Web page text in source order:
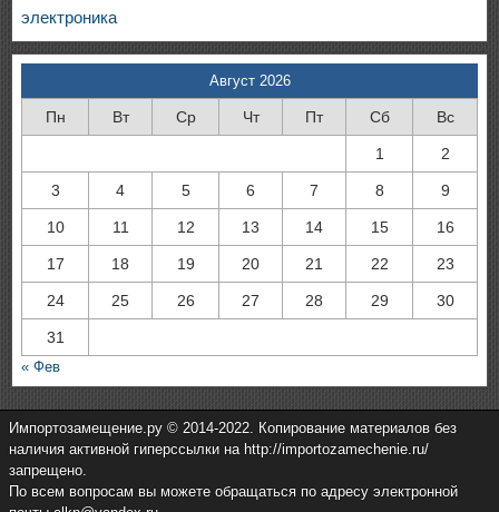
электроника
Август 2026
Пн Вт Ср Чт Пт Сб Вс
1 2
3 4 5 6 7 8 9
10 11 12 13 14 15 16
17 18 19 20 21 22 23
24 25 26 27 28 29 30
31
« Фев
Импортозамещение.ру © 2014-2022. Копирование материалов без
наличия активной гиперссылки на http://importozamechenie.ru/
запрещено.
По всем вопросам вы можете обращаться по адресу электронной